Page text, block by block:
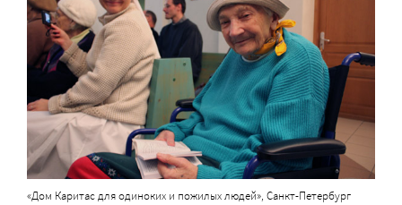
«Дом Каритас для одиноких и пожилых людей», Санкт-Петербург